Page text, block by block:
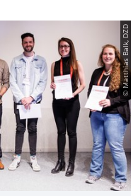
© Matthias Balk, DZD